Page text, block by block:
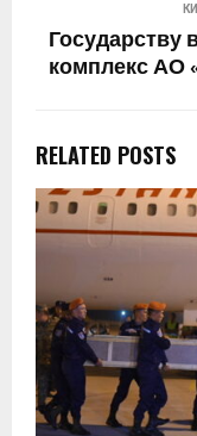
комплекс АО
RELATED POSTS